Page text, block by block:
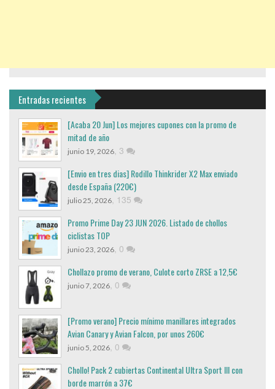
Entradas recientes
[Acaba 20 Jun] Los mejores cupones con la promo de
mitad de año
junio 19, 2026, 3
[Envio en tres dias] Rodillo Thinkrider X2 Max enviado
desde España (220€)
julio 25, 2026, 135
Promo Prime Day 23 JUN 2026. Listado de chollos
ciclistas TOP
junio 23, 2026, 0
Chollazo promo de verano, Culote corto ZRSE a 12,5€
junio 7, 2026, 0
[Promo verano] Precio mínimo manillares integrados
Avian Canary y Avian Falcon, por unos 260€
junio 5, 2026, 0
Chollo! Pack 2 cubiertas Continental Ultra Sport III con
borde marrón a 37€